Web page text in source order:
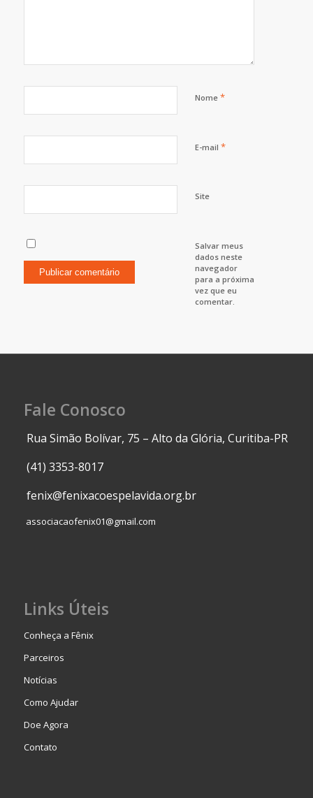
Nome *
E-mail *
Site
Salvar meus
dados neste
navegador
para a próxima
vez que eu
comentar.
Fale Conosco
Rua Simão Bolívar, 75 – Alto da Glória, Curitiba-PR
(41) 3353-8017
fenix@fenixacoespelavida.org.br
associacaofenix01@gmail.com
Links Úteis
Conheça a Fênix
Parceiros
Notícias
Como Ajudar
Doe Agora
Contato